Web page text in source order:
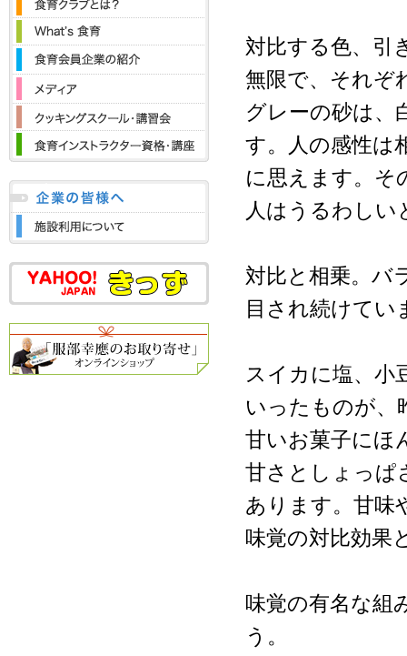
対比する色、引
無限で、それぞ
グレーの砂は、
す。人の感性は
に思えます。そ
人はうるわし
対比と相乗。バ
目され続けてい
スイカに塩、小
いったものが、
甘いお菓子にほ
甘さとしょっぱ
あります。甘味
味覚の対比効果
味覚の有名な組
う。